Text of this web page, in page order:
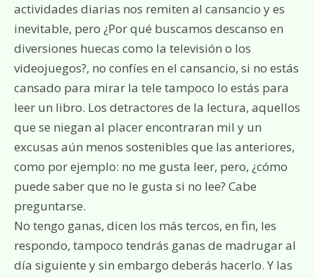
actividades diarias nos remiten al cansancio y es
inevitable, pero ¿Por qué buscamos descanso en
diversiones huecas como la televisión o los
videojuegos?, no confíes en el cansancio, si no estás
cansado para mirar la tele tampoco lo estás para
leer un libro. Los detractores de la lectura, aquellos
que se niegan al placer encontraran mil y un
excusas aún menos sostenibles que las anteriores,
como por ejemplo: no me gusta leer, pero, ¿cómo
puede saber que no le gusta si no lee? Cabe
preguntarse.
No tengo ganas, dicen los más tercos, en fin, les
respondo, tampoco tendrás ganas de madrugar al
día siguiente y sin embargo deberás hacerlo. Y las